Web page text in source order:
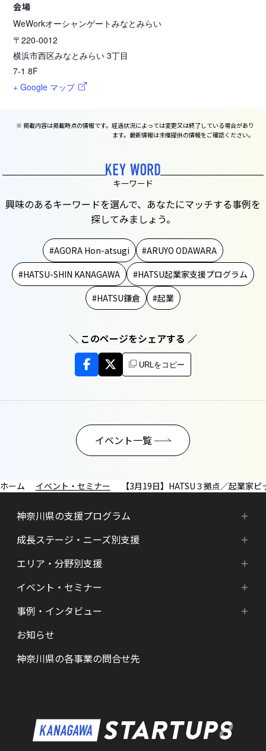
会場
WeWorkオーシャンゲートみなとみらい
〒220-0012
横浜市西区みなとみらい 3丁目
7-1 8F
+ Google マップ
※ 掲載内容は掲載時点の情報です。経過状況によっては変更又は終了している場合があり
ます。最新情報は主催提供の情報をご確認ください。
キーワード
興味のあるキーワードを選んで、あなたにマッチする事例を
探してみましょう。
AGORA Hon-atsugi
ARUYO ODAWARA
HATSU-SHIN KANAGAWA
HATSU起業家支援プログラム
HATSU鎌倉
起業
＼ このページをシェアする ／
URLをコピー
イベント一覧
イベント・セミナー 【3月19日】HATSU３拠点／起業家
神奈川県の支援プログラム
神奈川県の支援プログラム
HATSU-SHINKANAGAWA
HATSU起業家支援プログラム
SHINみなとみらい
KID
成長ステージ・ニーズ別支援
成長ステージ・ニーズ別支援
起業準備期支援（アイデア段階）
シード期支援（事業創出段階）
アーリー期支援（事業拡大段階）
メンター・サポーターの紹介
エリア・分野別支援
エリア・分野別支援
HATSU-SHIN の支援拠点
県内の支援拠点・コミュニティー
特区制度（国家戦略特区等）
ロボット産業・宇宙関連産業
イベント・セミナー
新着情報
カレンダー
事例・インタビュー
インタビュー（一覧）
お知らせ
神奈川県の各事業の問合せ先